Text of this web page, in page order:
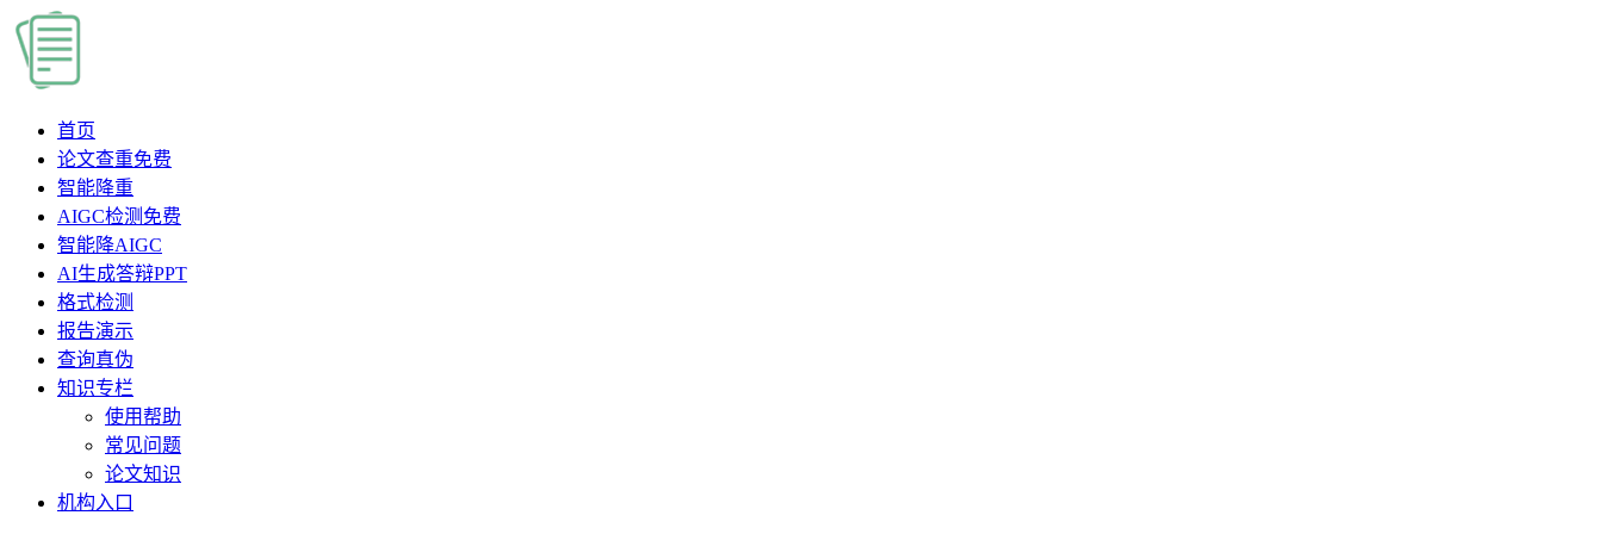
首页
论文查重免费
智能降重
AIGC检测 免费
智能降AIGC
AI生成答辩PPT
格式检测
报告演示
查询真伪
知识专栏
使用帮助
常见问题
论文知识
机构入口